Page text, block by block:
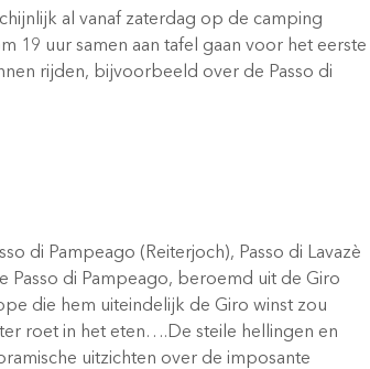
al vanaf zaterdag op de camping
19 uur samen aan tafel gaan voor het eerste
rijden, bijvoorbeeld over de Passo di
di Pampeago (Reiterjoch), Passo di Lavazè
Passo di Pampeago, beroemd uit de Giro
die hem uiteindelijk de Giro winst zou
roet in het eten….De steile hellingen en
uitzichten over de imposante